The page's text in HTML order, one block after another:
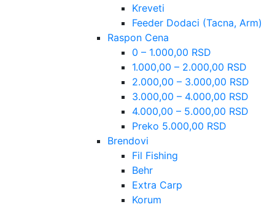
Kreveti
Feeder Dodaci (Tacna, Arm)
Raspon Cena
0 – 1.000,00 RSD
1.000,00 – 2.000,00 RSD
2.000,00 – 3.000,00 RSD
3.000,00 – 4.000,00 RSD
4.000,00 – 5.000,00 RSD
Preko 5.000,00 RSD
Brendovi
Fil Fishing
Behr
Extra Carp
Korum